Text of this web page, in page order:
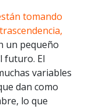
tomando
un pequeño
futuro. El
variables
dan como
lo que